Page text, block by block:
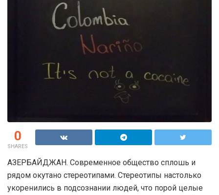
0
SHARES
АЗЕРБАЙДЖАН. Современное общество сплошь и
рядом окутано стереотипами. Стереотипы настолько
укоренились в подсознании людей, что порой целые